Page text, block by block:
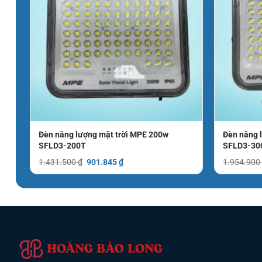
Đèn năng lượng mặt trời MPE 200w
SFLD3-200T
1.431.500₫ Giá
1.431.500 ₫.
901.845₫Giá
hiện
là:
Đèn năng
SFLD3-
1.954.900